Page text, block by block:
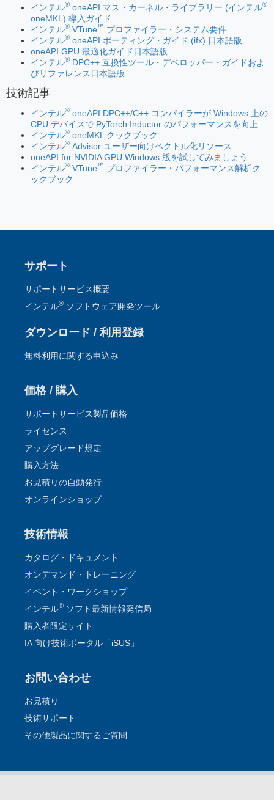
インテル® oneAPI マス・カーネル・ライブラリー (インテル®
oneMKL) 導入ガイド
インテル® VTune™ プロファイラー・システム要件
インテル® oneAPI ポーティング・ガイド (ifx) 日本語版
oneAPI GPU 最適化ガイド日本語版
インテル® DPC++ 互換性ツール・デベロッパー・ガイドおよ
びリファレンス日本語版
技術記事
インテル® oneAPI DPC++/C++ コンパイラーが Windows 上の
CPU デバイスで PyTorch Inductor のパフォーマンスを向上
インテル® oneMKL クックブック
インテル® Advisor ユーザー向けベクトル化リソース
oneAPI for NVIDIA GPU Windows 版を試してみましょう
インテル® VTune™ プロファイラー・パフォーマンス解析ク
ックブック
サポート
サポートサービス概要
インテル® ソフトウェア開発ツール
ダウンロード / 利用登録
無料利用に関する申込み
価格 / 購入
サポートサービス製品価格
ライセンス
アップグレード規定
購入方法
お見積りの自動発行
オンラインショップ
技術情報
カタログ・ドキュメント
オンデマンド・トレーニング
イベント・ワークショップ
インテル® ソフト最新情報発信局
購入者限定サイト
IA 向け技術ポータル「iSUS」
お問い合わせ
お見積り
技術サポート
その他製品に関するご質問